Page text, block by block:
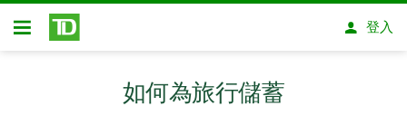
略過進入主要內容
開放式房屋貸款
登入
如何為旅行儲蓄